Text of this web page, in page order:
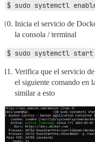
$ sudo systemctl
Inicia el servicio de
la consola / terminal
$ sudo systemctl
Verifica que el servicio
el siguiente comando en
similar a esto